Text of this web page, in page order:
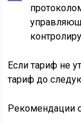
Если тариф не
тариф до
Рекомендации